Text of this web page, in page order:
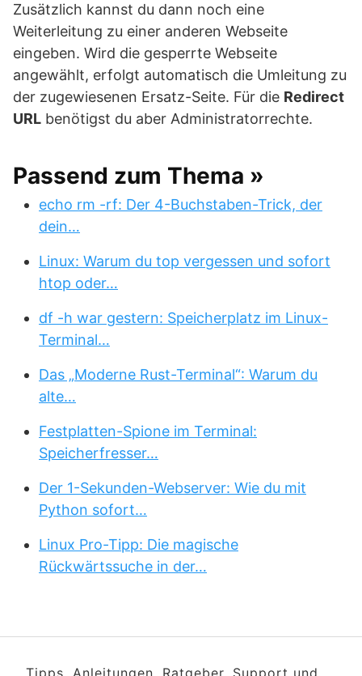
Zusätzlich kannst du dann noch eine
Weiterleitung zu einer anderen Webseite
eingeben. Wird die gesperrte Webseite
angewählt, erfolgt automatisch die Umleitung zu
der zugewiesenen Ersatz-Seite. Für die Redirect
URL benötigst du aber Administratorrechte.
Passend zum Thema »
echo rm -rf: Der 4-Buchstaben-Trick, der
dein…
Linux: Warum du top vergessen und sofort
htop oder…
df -h war gestern: Speicherplatz im Linux-
Terminal…
Das „Moderne Rust-Terminal“: Warum du
alte…
Festplatten-Spione im Terminal:
Speicherfresser…
Der 1-Sekunden-Webserver: Wie du mit
Python sofort…
Linux Pro-Tipp: Die magische
Rückwärtssuche in der…
Tipps, Anleitungen, Ratgeber, Support und